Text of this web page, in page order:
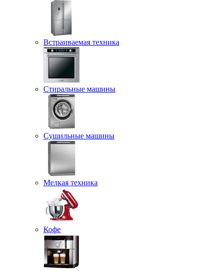
Встраиваемая техника
Стиральные машины
Сушильные машины
Мелкая техника
Кофе